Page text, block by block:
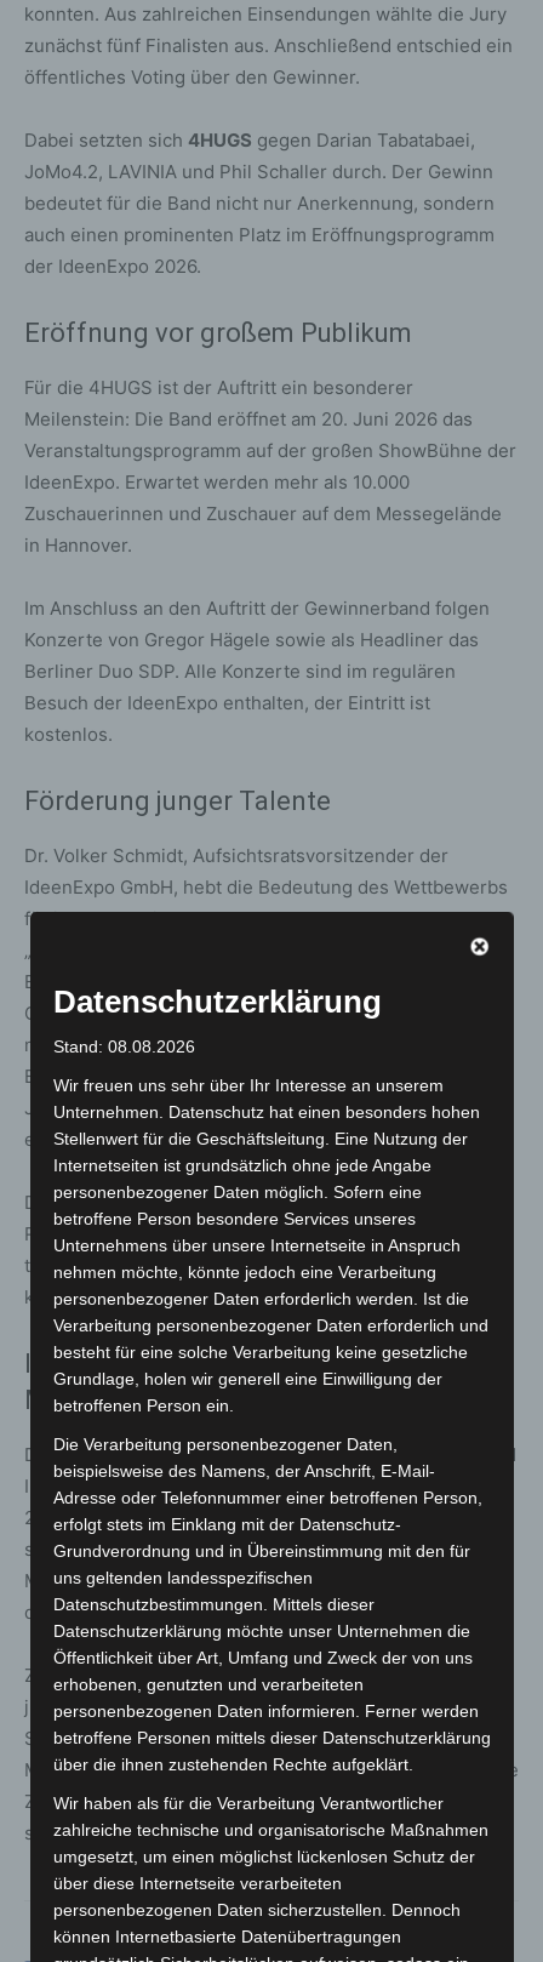
konnten. Aus zahlreichen Einsendungen wählte die Jury
zunächst fünf Finalisten aus. Anschließend entschied ein
öffentliches Voting über den Gewinner.
Dabei setzten sich 4HUGS gegen Darian Tabatabaei,
JoMo4.2, LAVINIA und Phil Schaller durch. Der Gewinn
bedeutet für die Band nicht nur Anerkennung, sondern
auch einen prominenten Platz im Eröffnungsprogramm
der IdeenExpo 2026.
Eröffnung vor großem Publikum
Für die 4HUGS ist der Auftritt ein besonderer
Meilenstein: Die Band eröffnet am 20. Juni 2026 das
Veranstaltungsprogramm auf der großen ShowBühne der
IdeenExpo. Erwartet werden mehr als 10.000
Zuschauerinnen und Zuschauer auf dem Messegelände
in Hannover.
Im Anschluss an den Auftritt der Gewinnerband folgen
Konzerte von Gregor Hägele sowie als Headliner das
Berliner Duo SDP. Alle Konzerte sind im regulären
Besuch der IdeenExpo enthalten, der Eintritt ist
kostenlos.
Förderung junger Talente
Dr. Volker Schmidt, Aufsichtsratsvorsitzender der
IdeenExpo GmbH, hebt die Bedeutung des Wettbewerbs
für junge Kreative hervor:
„Der Bandcontest zeigt eindrucksvoll, wie viel Kreativität,
Energie und Begeisterung in jungen Menschen steckt.
Genau dafür steht auch die IdeenExpo: Talente sichtbar
machen, Mut geben und jungen Menschen eine große
Bühne bieten. Wir freuen uns sehr, dass die 4HUGS die
Jubiläumsausgabe der IdeenExpo 2026 musikalisch
eröffnen werden“.
Der Wettbewerb ist Teil des kulturellen
Rahmenprogramms der IdeenExpo und ergänzt das
technologische und wissenschaftliche Angebot um
kreative Ausdrucksformen.
IdeenExpo 2026: Technik, Musik und
Mitmachen
DieIdeenExpogilt als Europas größtes Technologie- und
Innovationsfestival für junge Menschen. Sie findet vom
20. bis 28. Juni 2026 auf dem Messegelände Hannover
statt. Mehr als 330 Aussteller präsentieren über 800
Mitmach-Exponate in 14 Themenbereichen, ergänzt
durch mehr als 900 Workshops.
Ziel der Veranstaltung ist es, Kinder, Jugendliche und
junge Erwachsene für MINT-Themen, Ausbildung,
Studium und berufliche Perspektiven zu begeistern.
Musik-Events wie der Bandcontest sollen zusätzlich neue
Zielgruppen ansprechen und den Festivalcharakter
stärken.
Datenschutzerklärung
Stand: 08.08.2026
Wir freuen uns sehr über Ihr Interesse an unserem
Unternehmen. Datenschutz hat einen besonders hohen
Stellenwert für die Geschäftsleitung. Eine Nutzung der
Internetseiten ist grundsätzlich ohne jede Angabe
personenbezogener Daten möglich. Sofern eine
betroffene Person besondere Services unseres
Unternehmens über unsere Internetseite in Anspruch
nehmen möchte, könnte jedoch eine Verarbeitung
personenbezogener Daten erforderlich werden. Ist die
Verarbeitung personenbezogener Daten erforderlich und
besteht für eine solche Verarbeitung keine gesetzliche
Grundlage, holen wir generell eine Einwilligung der
betroffenen Person ein.
Die Verarbeitung personenbezogener Daten,
beispielsweise des Namens, der Anschrift, E-Mail-
Adresse oder Telefonnummer einer betroffenen Person,
erfolgt stets im Einklang mit der Datenschutz-
Grundverordnung und in Übereinstimmung mit den für
uns geltenden landesspezifischen
Datenschutzbestimmungen. Mittels dieser
Datenschutzerklärung möchte unser Unternehmen die
Öffentlichkeit über Art, Umfang und Zweck der von uns
erhobenen, genutzten und verarbeiteten
personenbezogenen Daten informieren. Ferner werden
betroffene Personen mittels dieser Datenschutzerklärung
über die ihnen zustehenden Rechte aufgeklärt.
Wir haben als für die Verarbeitung Verantwortlicher
zahlreiche technische und organisatorische Maßnahmen
umgesetzt, um einen möglichst lückenlosen Schutz der
über diese Internetseite verarbeiteten
personenbezogenen Daten sicherzustellen. Dennoch
können Internetbasierte Datenübertragungen